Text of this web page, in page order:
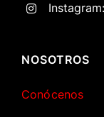
NOSOTROS
Conócenos